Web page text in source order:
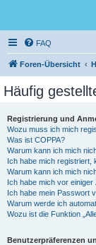
FAQ
Foren-Übersicht
Häufig
Registrierung und
Wozu muss ich mich
Was ist COPPA?
Warum kann ich mich
Ich habe mich registriert,
Warum kann ich mich
Ich habe mich vor
Ich habe mein Passwort
Warum werde ich
Wozu ist die Funktion
Benutzerpräferenzen